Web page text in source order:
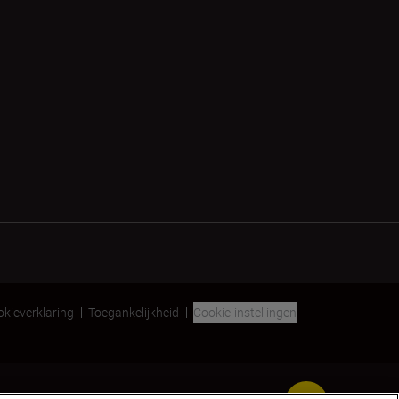
Toegankelijkheid
Cookie-instellingen